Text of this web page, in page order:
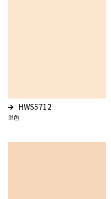
HWS5712
単色